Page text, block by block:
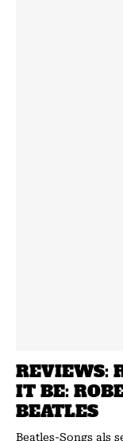
REVIEWS:
IT BE:
BEATLES
Beatles-Songs als